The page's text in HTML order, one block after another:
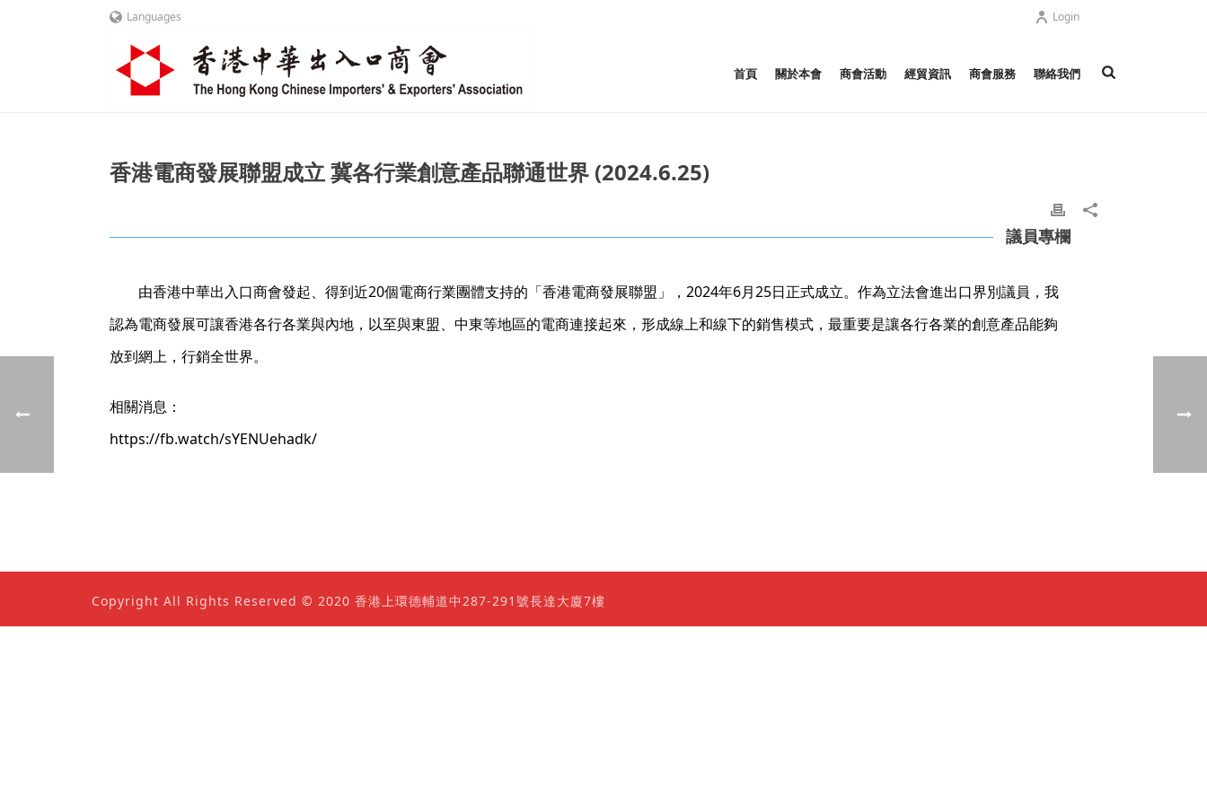
Languages Login
首頁 關於本會 商會活動 經貿資訊 商會服務 聯絡我們
香港電商發展聯盟成立 冀各行業創意產品聯通世界 (2024.6.25)
議員專欄
由香港中華出入口商會發起、得到近20個電商行業團體支持的「香港電商發展聯盟」，2024年6月25日正式成立。作為立法會進出口界別議員，我
認為電商發展可讓香港各行各業與內地，以至與東盟、中東等地區的電商連接起來，形成線上和線下的銷售模式，最重要是讓各行各業的創意產品能夠
放到網上，行銷全世界。
相關消息：
https://fb.watch/sYENUehadk/
Copyright All Rights Reserved © 2020 香港上環德輔道中287-291號長達大廈7樓